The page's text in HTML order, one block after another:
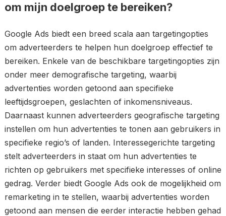
om mijn doelgroep te bereiken?
Google Ads biedt een breed scala aan targetingopties
om adverteerders te helpen hun doelgroep effectief te
bereiken. Enkele van de beschikbare targetingopties zijn
onder meer demografische targeting, waarbij
advertenties worden getoond aan specifieke
leeftijdsgroepen, geslachten of inkomensniveaus.
Daarnaast kunnen adverteerders geografische targeting
instellen om hun advertenties te tonen aan gebruikers in
specifieke regio’s of landen. Interessegerichte targeting
stelt adverteerders in staat om hun advertenties te
richten op gebruikers met specifieke interesses of online
gedrag. Verder biedt Google Ads ook de mogelijkheid om
remarketing in te stellen, waarbij advertenties worden
getoond aan mensen die eerder interactie hebben gehad